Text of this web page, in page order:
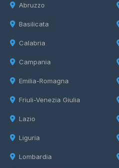
Abruzzo
Basilicata
Calabria
Campania
Emilia-Romagna
Friuli-Venezia Giulia
Lazio
Liguria
Lombardia